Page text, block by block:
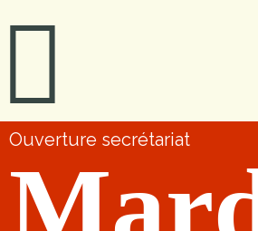
Ouverture secrétariat